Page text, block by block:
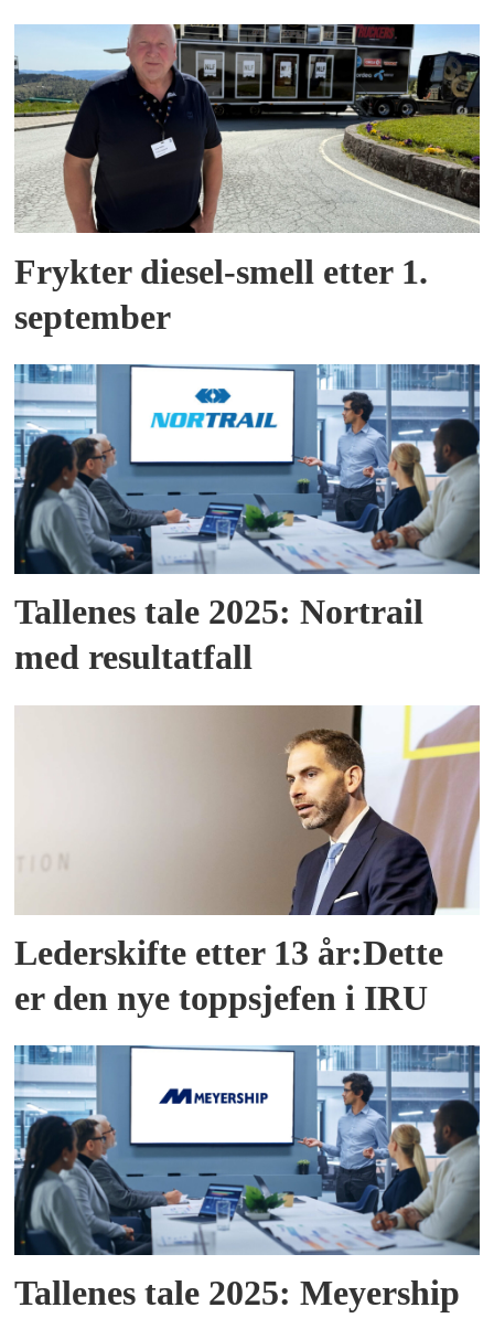
Frykter diesel-smell etter 1.
september
Tallenes tale 2025: Nortrail
med resultatfall
Lederskifte etter 13 år:Dette
er den nye toppsjefen i IRU
Tallenes tale 2025: Meyership